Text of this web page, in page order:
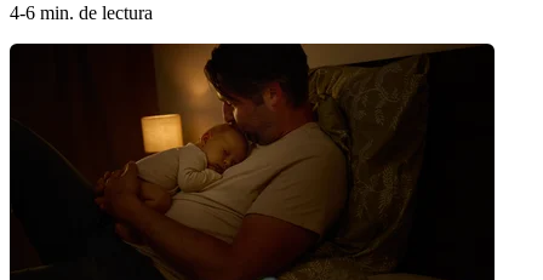
4-6 min. de lectura